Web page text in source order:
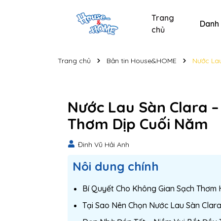
Trang
chủ
Trang chủ Bản tin House&HOME Nước
Nước Lau Sàn Clara
Thơm Dịp Cuối Năm
Đinh Vũ Hải Anh
Nôi dung chính
Bí Quyết Cho Không Gian Sạch Thơm
Tại Sao Nên Chọn Nước Lau Sàn